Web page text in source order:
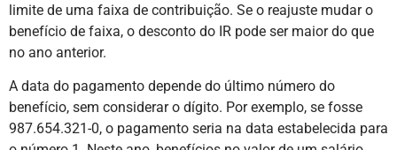
limite de uma faixa de contribuição. Se o reajuste mudar o
benefício de faixa, o desconto do IR pode ser maior do que
no ano anterior.
A data do pagamento depende do último número do
benefício, sem considerar o dígito. Por exemplo, se fosse
987.654.321-0, o pagamento seria na data estabelecida para